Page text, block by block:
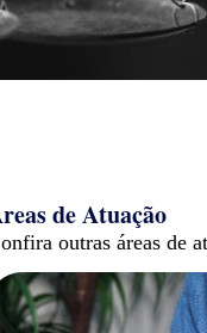
de Atuação
outras áreas de